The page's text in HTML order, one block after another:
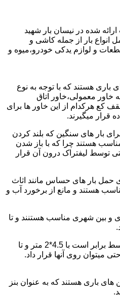
شده در نیسان بار شهید
انواع بار از جمله کاشی و
و لوازم یدکی خودرو،میوه و
باری هستند که با توجه به نوع
خاور معمولی،خاور اتاق
کع هرکدام از این خاور ها برای
قرار میگیرند.
بار های سنگین که بلند کردن
هستند چرا که با باز شدن
توسط لیفتراک درون آن قرار
حمل بار های حساس مانند اثاث
هستند و مانع از برخورد آب و
و بین شهری مناسب هستنند و تا
ابعاد بارگیر خاور ها به طور متوسط برابر است با 4.5*2 متر و تا
باری هستند که به عنوان بنز